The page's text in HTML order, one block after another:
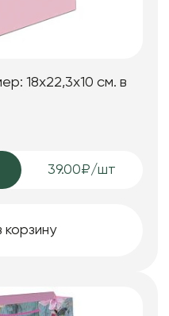
18х22,3х10 см. в
39.00₽/шт